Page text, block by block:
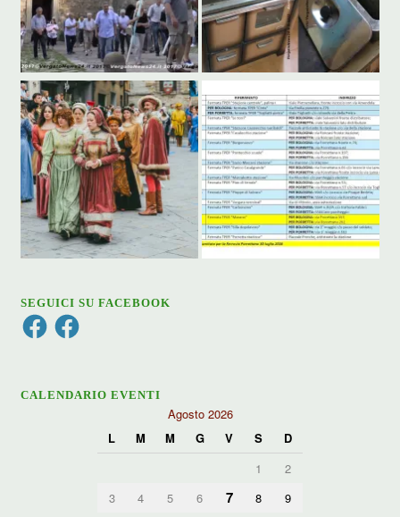
SEGUICI SU FACEBOOK
FacebookFacebook
CALENDARIO EVENTI
Agosto 2026
L
M M G V S
D
1
2
3
4 5 6 7 8
9